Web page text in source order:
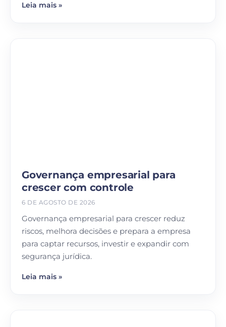
Leia mais »
Governança empresarial para
crescer com controle
6 DE AGOSTO DE 2026
Governança empresarial para crescer reduz
riscos, melhora decisões e prepara a empresa
para captar recursos, investir e expandir com
segurança jurídica.
Leia mais »